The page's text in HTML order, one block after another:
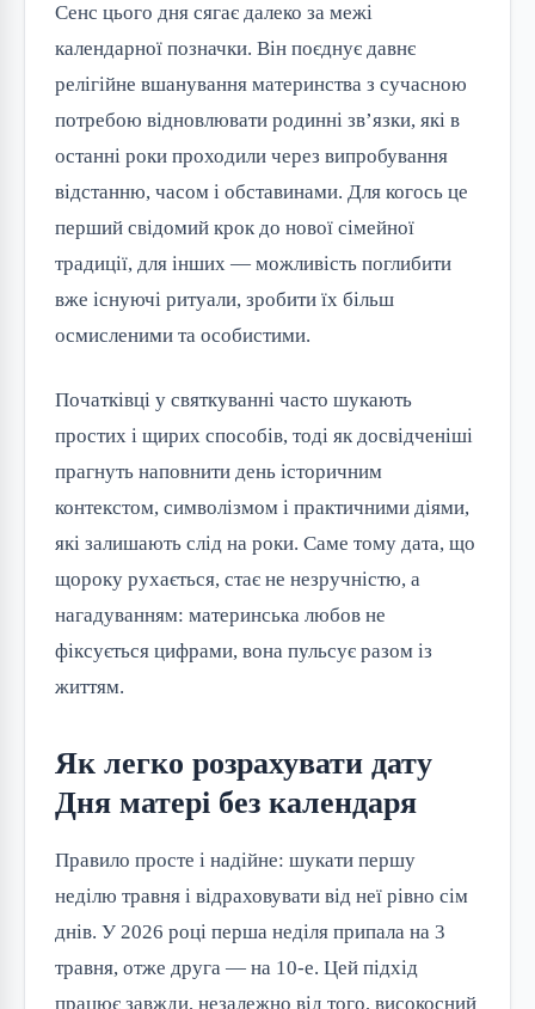
Сенс цього дня сягає далеко за межі
календарної позначки. Він поєднує давнє
релігійне вшанування материнства з сучасною
потребою відновлювати родинні зв’язки, які в
останні роки проходили через випробування
відстанню, часом і обставинами. Для когось це
перший свідомий крок до нової сімейної
традиції, для інших — можливість поглибити
вже існуючі ритуали, зробити їх більш
осмисленими та особистими.
Початківці у святкуванні часто шукають
простих і щирих способів, тоді як досвідченіші
прагнуть наповнити день історичним
контекстом, символізмом і практичними діями,
які залишають слід на роки. Саме тому дата, що
щороку рухається, стає не незручністю, а
нагадуванням: материнська любов не
фіксується цифрами, вона пульсує разом із
життям.
Як легко розрахувати дату
Дня матері без календаря
Правило просте і надійне: шукати першу
неділю травня і відраховувати від неї рівно сім
днів. У 2026 році перша неділя припала на 3
травня, отже друга — на 10-е. Цей підхід
працює завжди, незалежно від того, високосний